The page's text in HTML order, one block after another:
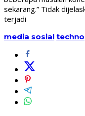
sekarang.” Tidak
terjadi
media sosial techno